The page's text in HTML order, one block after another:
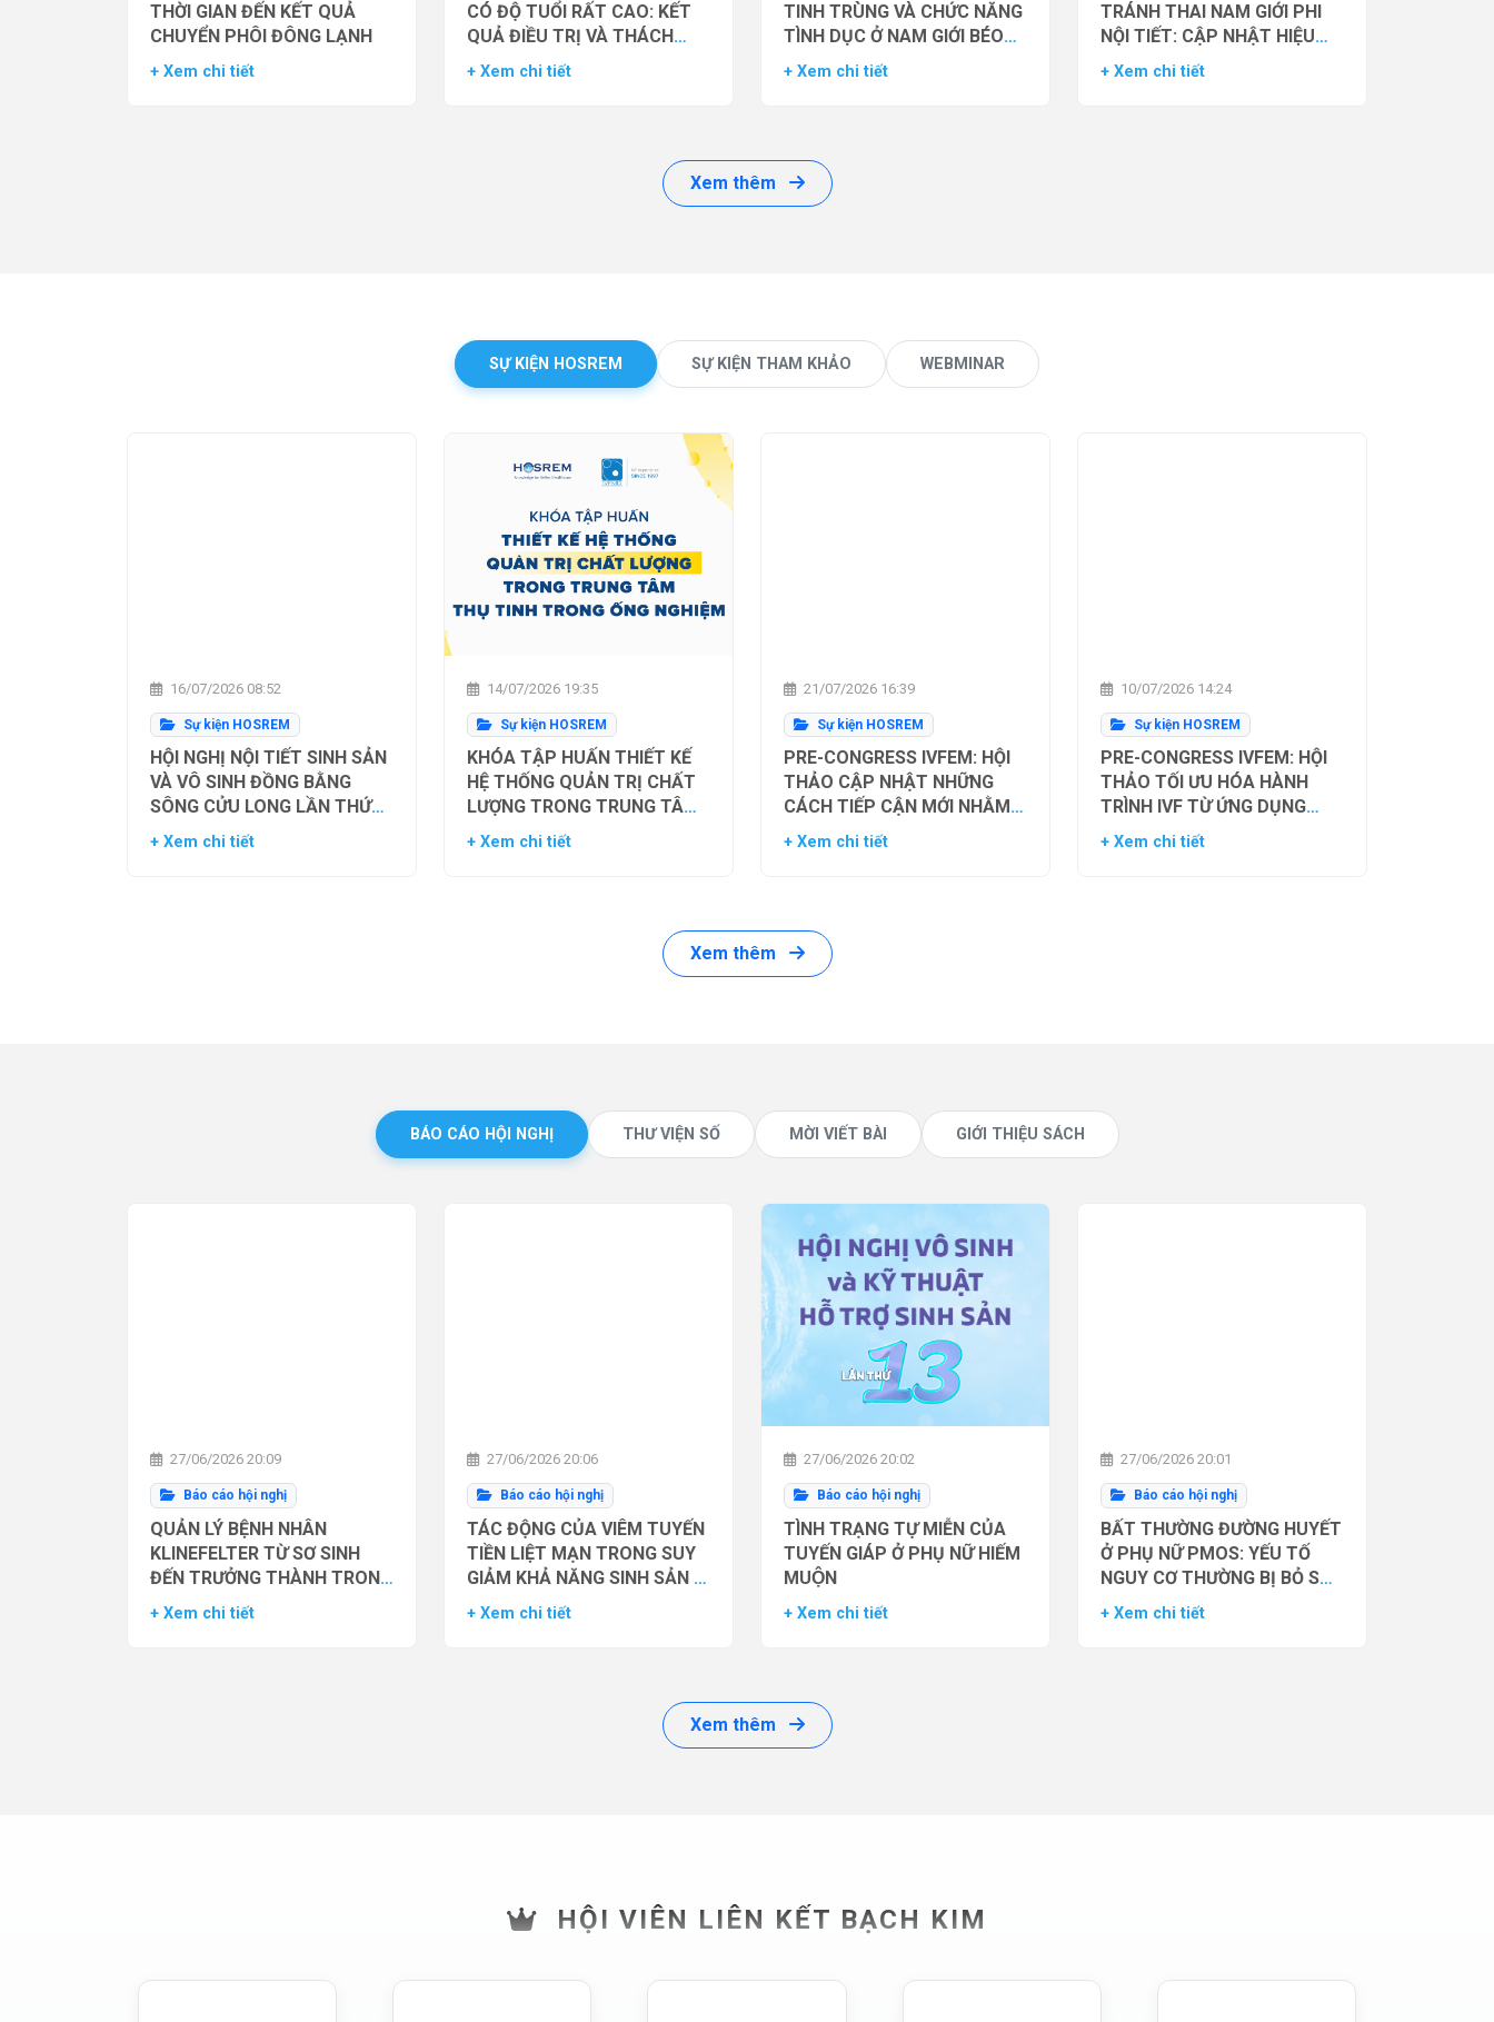
THỜI GIAN ĐẾN KẾT QUẢ
CHUYỂN PHÔI ĐÔNG LẠNH
+ Xem chi tiết
CÓ ĐỘ TUỔI RẤT CAO: KẾT
QUẢ ĐIỀU TRỊ VÀ THÁCH
THỨC LÂM SÀNG
+ Xem chi tiết
TINH TRÙNG VÀ CHỨC NĂNG
TÌNH DỤC Ở NAM GIỚI BÉO
PHÌ BẰNG THUỐC ĐỒNG VẬN
+ Xem chi tiết
TRÁNH THAI NAM GIỚI PHI
NỘI TIẾT: CẬP NHẬT HIỆU
QUẢ THỬ NGHIỆM LÂM
+ Xem chi tiết
Xem thêm
SỰ KIỆN HOSREM SỰ KIỆN THAM KHẢO WEBMINAR
16/07/2026 08:52
Sự kiện HOSREM
HỘI NGHỊ NỘI TIẾT SINH SẢN
VÀ VÔ SINH ĐỒNG BẰNG
SÔNG CỬU LONG LẦN THỨ
NHẤT
+ Xem chi tiết
14/07/2026 19:35
Sự kiện HOSREM
KHÓA TẬP HUẤN THIẾT KẾ
HỆ THỐNG QUẢN TRỊ CHẤT
LƯỢNG TRONG TRUNG TÂM
THỤ TINH TRONG ỐNG
+ Xem chi tiết
21/07/2026 16:39
Sự kiện HOSREM
PRE-CONGRESS IVFEM: HỘI
THẢO CẬP NHẬT NHỮNG
CÁCH TIẾP CẬN MỚI NHẰM
TỐI ƯU HÓA TỶ LỆ THÀNH
+ Xem chi tiết
10/07/2026 14:24
Sự kiện HOSREM
PRE-CONGRESS IVFEM: HỘI
THẢO TỐI ƯU HÓA HÀNH
TRÌNH IVF TỪ ỨNG DỤNG
HIỆN TẠI ĐẾN XU HƯỚNG
+ Xem chi tiết
Xem thêm
BÁO CÁO HỘI NGHỊ THƯ VIỆN SỐ MỜI VIẾT BÀI GIỚI THIỆU SÁCH
27/06/2026 20:09
Báo cáo hội nghị
QUẢN LÝ BỆNH NHÂN
KLINEFELTER TỪ SƠ SINH
ĐẾN TRƯỞNG THÀNH TRONG
THỰC HÀNH HỖ TRỢ SINH
+ Xem chi tiết
27/06/2026 20:06
Báo cáo hội nghị
TÁC ĐỘNG CỦA VIÊM TUYẾN
TIỀN LIỆT MẠN TRONG SUY
GIẢM KHẢ NĂNG SINH SẢN Ở
NAM GIỚI
+ Xem chi tiết
27/06/2026 20:02
Báo cáo hội nghị
TÌNH TRẠNG TỰ MIỄN CỦA
TUYẾN GIÁP Ở PHỤ NỮ HIẾM
MUỘN
+ Xem chi tiết
27/06/2026 20:01
Báo cáo hội nghị
BẤT THƯỜNG ĐƯỜNG HUYẾT
Ở PHỤ NỮ PMOS: YẾU TỐ
NGUY CƠ THƯỜNG BỊ BỎ SÓT
– DỮ LIỆU TỪ NGHIÊN CỨU
+ Xem chi tiết
Xem thêm
HỘI VIÊN LIÊN KẾT BẠCH KIM